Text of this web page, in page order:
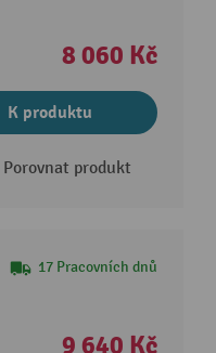
8 060 Kč
K produktu
Porovnat produkt
17 Pracovních dnů
9 640 Kč